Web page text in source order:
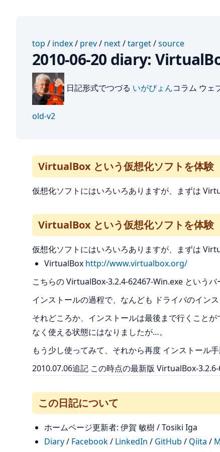
top / index/ prev/ next/target/source
2010-06-20 diary:
日記形式でつづる いがぴょんコラム ウェ
old-v2
VirtualBox という仮想化ソフトを体験
仮想化ソフトにはいろいろありますが、まずは
VirtualBox という仮想化ソフトを体験
仮想化ソフトにはいろいろありますが、まずは
VirtualBox http://www.virtualbox.org/
こちらの VirtualBox-3.2.4-62467-Win.exe というバ
インストールの過程で、なんども ドライバのイン
それどころか、インストールは最後まで行くこと
なく使える状態にはなりましたが…。
もう少し使ってみて、それから再度 インストール
2010.07.06追記 この時点の最新版 VirtualBox-
この日記について
ホームページ更新者: 伊賀 敏樹 / Tosiki Iga
Diary/ Facebook/ LinkedIn / GitHub / Qiita /